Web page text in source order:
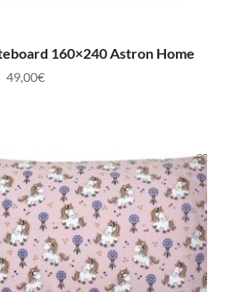
ΣΤΟ ΚΑΛΆΘΙ
160×240 Astron Home
49,00€